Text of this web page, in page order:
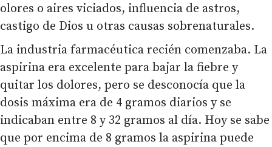
olores o aires viciados, influencia de astros,
castigo de Dios u otras causas sobrenaturales.
La industria farmacéutica recién comenzaba. La
aspirina era excelente para bajar la fiebre y
quitar los dolores, pero se desconocía que la
dosis máxima era de 4 gramos diarios y se
indicaban entre 8 y 32 gramos al día. Hoy se sabe
que por encima de 8 gramos la aspirina puede